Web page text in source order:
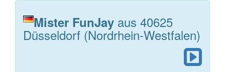
Mister FunJay aus 40625
Düsseldorf (Nordrhein-Westfalen)